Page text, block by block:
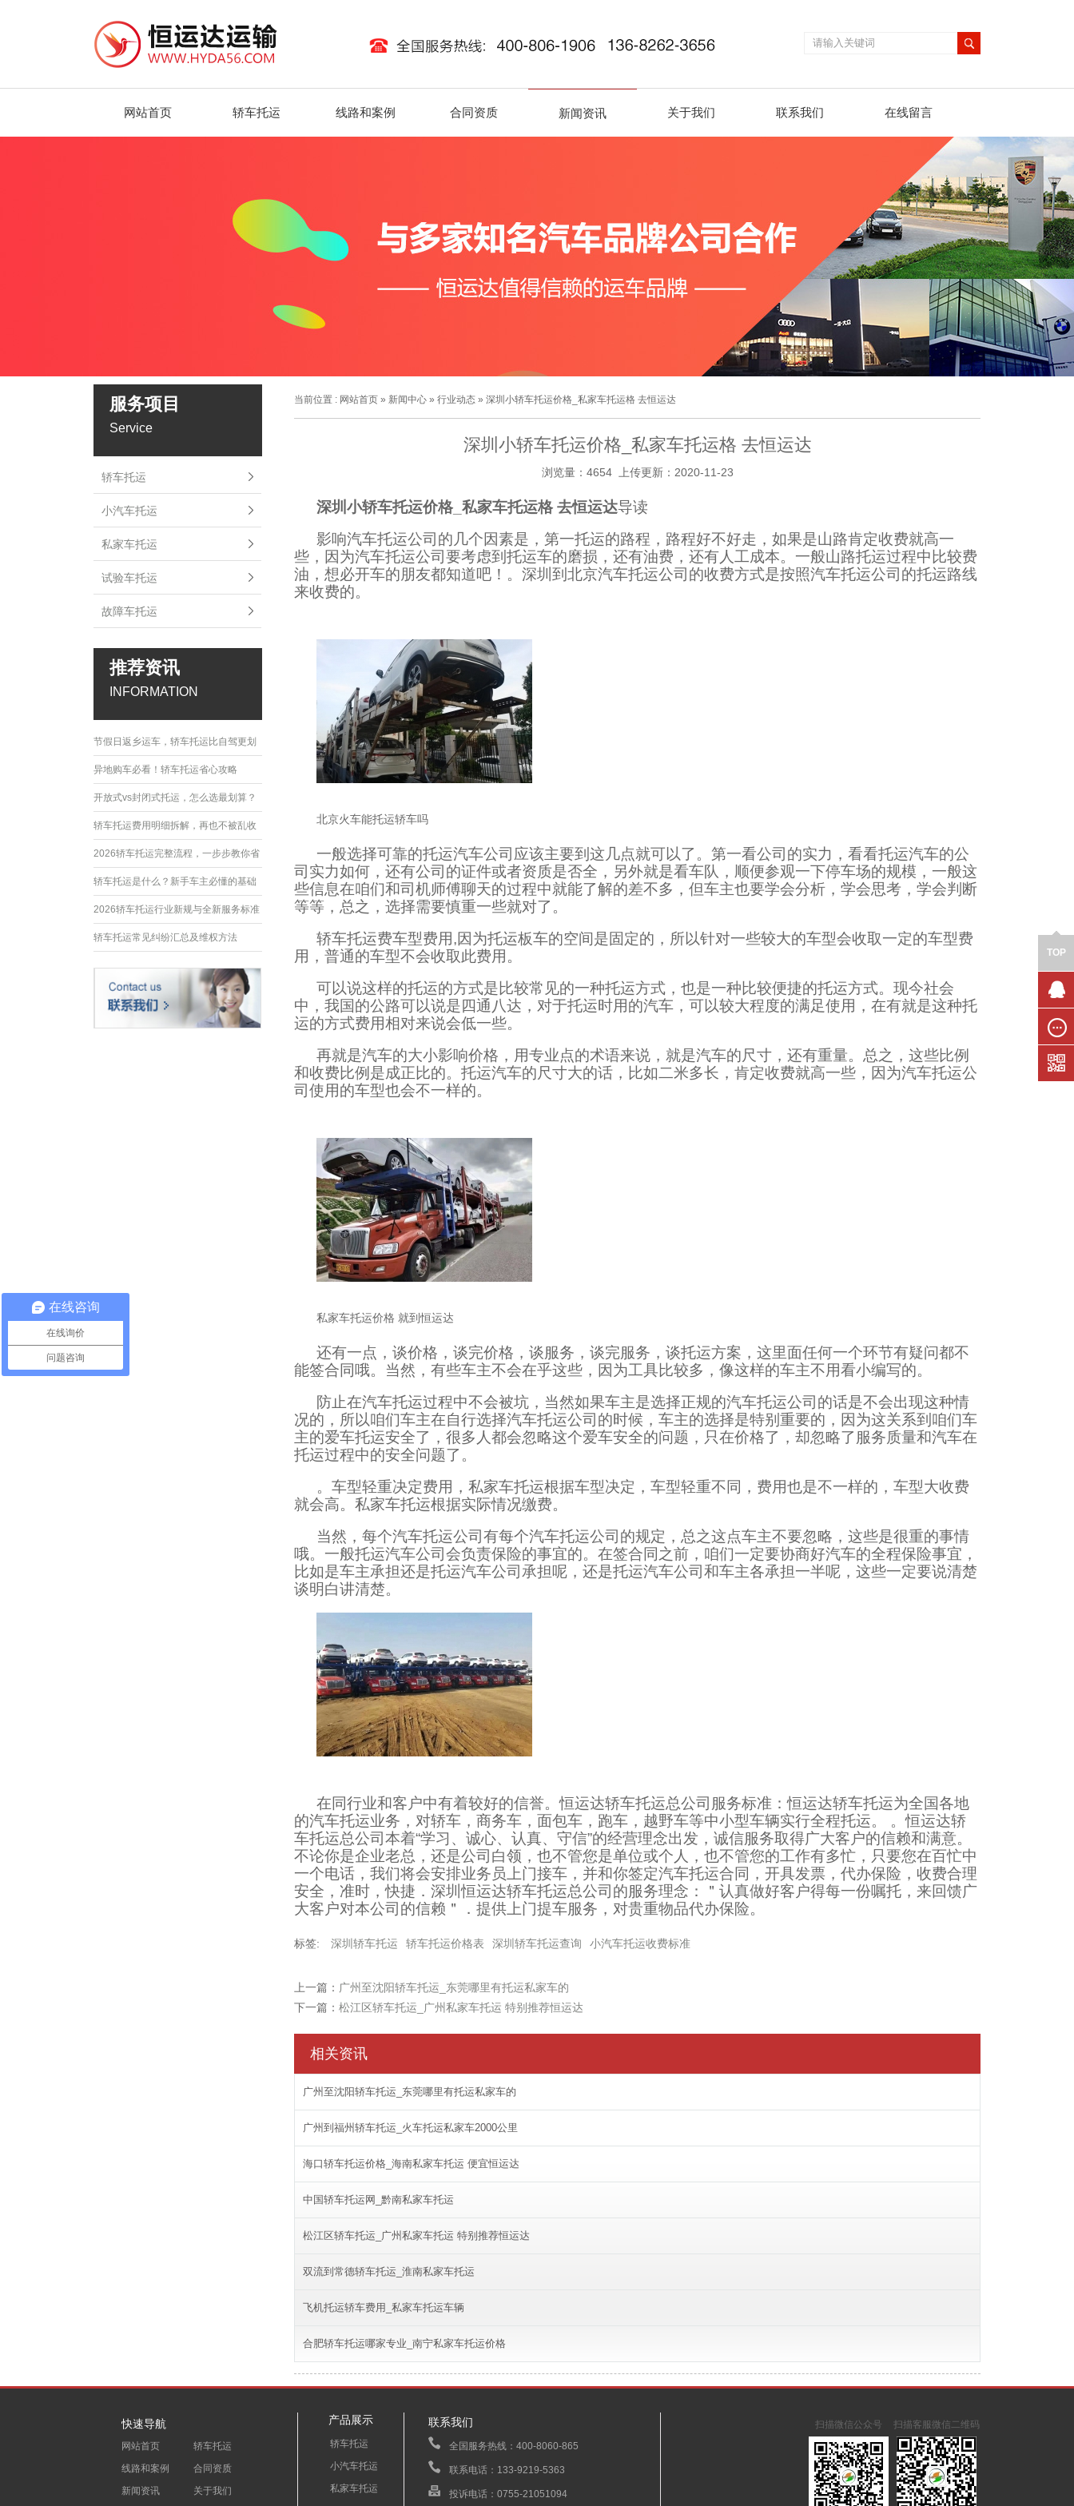
网站首页 轿车托运 线路和案例 合同资质 新闻资讯 关于我们 联系我们 在线留言
服务项目
Service
轿车托运
小汽车托运
私家车托运
试验车托运
故障车托运
推荐资讯
INFORMATION
节假日返乡运车，轿车托运比自驾更划
算
异地购车必看！轿车托运省心攻略
开放式vs封闭式托运，怎么选最划算？
轿车托运费用明细拆解，再也不被乱收
费
2026轿车托运完整流程，一步步教你省
心运车
轿车托运是什么？新手车主必懂的基础
常识
2026轿车托运行业新规与全新服务标准
轿车托运常见纠纷汇总及维权方法
当前位置 : 网站首页 » 新闻中心 » 行业动态 » 深圳小轿车托运价格_私家车托运格 去恒运达
深圳小轿车托运价格_私家车托运格 去恒运达
浏览量：4654 上传更新：2020-11-23
深圳小轿车托运价格_私家车托运格 去恒运达导读
影响汽车托运公司的几个因素是，第一托运的路程，路程好不好走，如果是山路肯定收费就高一
些，因为汽车托运公司要考虑到托运车的磨损，还有油费，还有人工成本。一般山路托运过程中比较费
油，想必开车的朋友都知道吧！。深圳到北京汽车托运公司的收费方式是按照汽车托运公司的托运路线
来收费的。
北京火车能托运轿车吗
一般选择可靠的托运汽车公司应该主要到这几点就可以了。第一看公司的实力，看看托运汽车的公
司实力如何，还有公司的证件或者资质是否全，另外就是看车队，顺便参观一下停车场的规模，一般这
些信息在咱们和司机师傅聊天的过程中就能了解的差不多，但车主也要学会分析，学会思考，学会判断
等等，总之，选择需要慎重一些就对了。
轿车托运费车型费用,因为托运板车的空间是固定的，所以针对一些较大的车型会收取一定的车型费
用，普通的车型不会收取此费用。
可以说这样的托运的方式是比较常见的一种托运方式，也是一种比较便捷的托运方式。现今社会
中，我国的公路可以说是四通八达，对于托运时用的汽车，可以较大程度的满足使用，在有就是这种托
运的方式费用相对来说会低一些。
再就是汽车的大小影响价格，用专业点的术语来说，就是汽车的尺寸，还有重量。总之，这些比例
和收费比例是成正比的。托运汽车的尺寸大的话，比如二米多长，肯定收费就高一些，因为汽车托运公
司使用的车型也会不一样的。
私家车托运价格 就到恒运达
还有一点，谈价格，谈完价格，谈服务，谈完服务，谈托运方案，这里面任何一个环节有疑问都不
能签合同哦。当然，有些车主不会在乎这些，因为工具比较多，像这样的车主不用看小编写的。
防止在汽车托运过程中不会被坑，当然如果车主是选择正规的汽车托运公司的话是不会出现这种情
况的，所以咱们车主在自行选择汽车托运公司的时候，车主的选择是特别重要的，因为这关系到咱们车
主的爱车托运安全了，很多人都会忽略这个爱车安全的问题，只在价格了，却忽略了服务质量和汽车在
托运过程中的安全问题了。
。车型轻重决定费用，私家车托运根据车型决定，车型轻重不同，费用也是不一样的，车型大收费
就会高。私家车托运根据实际情况缴费。
当然，每个汽车托运公司有每个汽车托运公司的规定，总之这点车主不要忽略，这些是很重的事情
哦。一般托运汽车公司会负责保险的事宜的。在签合同之前，咱们一定要协商好汽车的全程保险事宜，
比如是车主承担还是托运汽车公司承担呢，还是托运汽车公司和车主各承担一半呢，这些一定要说清楚
谈明白讲清楚。
在同行业和客户中有着较好的信誉。恒运达轿车托运总公司服务标准：恒运达轿车托运为全国各地
的汽车托运业务，对轿车，商务车，面包车，跑车，越野车等中小型车辆实行全程托运。 。恒运达轿
车托运总公司本着“学习、诚心、认真、守信”的经营理念出发，诚信服务取得广大客户的信赖和满意。
不论你是企业老总，还是公司白领，也不管您是单位或个人，也不管您的工作有多忙，只要您在百忙中
一个电话，我们将会安排业务员上门接车，并和你签定汽车托运合同，开具发票，代办保险，收费合理
安全，准时，快捷．深圳恒运达轿车托运总公司的服务理念：＂认真做好客户得每一份嘱托，来回馈广
大客户对本公司的信赖＂．提供上门提车服务，对贵重物品代办保险。
标签: 深圳轿车托运 轿车托运价格表 深圳轿车托运查询 小汽车托运收费标准
上一篇： 广州至沈阳轿车托运_东莞哪里有托运私家车的
下一篇： 松江区轿车托运_广州私家车托运 特别推荐恒运达
相关资讯
广州至沈阳轿车托运_东莞哪里有托运私家车的
广州到福州轿车托运_火车托运私家车2000公里
海口轿车托运价格_海南私家车托运 便宜恒运达
中国轿车托运网_黔南私家车托运
松江区轿车托运_广州私家车托运 特别推荐恒运达
双流到常德轿车托运_淮南私家车托运
飞机托运轿车费用_私家车托运车辆
合肥轿车托运哪家专业_南宁私家车托运价格
快速导航
网站首页
轿车托运
线路和案例
合同资质
新闻资讯
关于我们
产品展示
轿车托运
小汽车托运
私家车托运
联系我们
全国服务热线：400-8060-865
联系电话：133-9219-5363
投诉电话：0755-21051094
扫描客服微信二维码
扫描微信公众号
TOP
联系我
在线留
在线咨询
在线询价
问题咨询